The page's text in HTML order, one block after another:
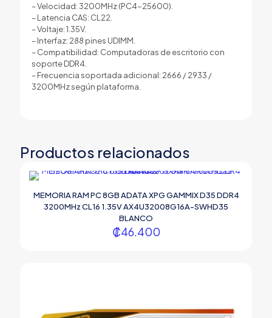
– Velocidad: 3200MHz (PC4-25600).
– Latencia CAS: CL22.
– Voltaje: 1.35V.
– Interfaz: 288 pines UDIMM.
– Compatibilidad: Computadoras de escritorio con
soporte DDR4.
– Frecuencia soportada adicional: 2666 / 2933 /
3200MHz según plataforma.
Productos relacionados
MEMORIA RAM PC 8GB ADATA XPG GAMMIX D35 DDR4
3200MHz CL16 1.35V AX4U32008G16A-SWHD35
BLANCO
₡46.400